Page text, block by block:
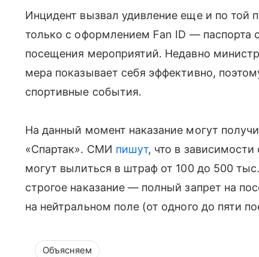
Инцидент вызвал удивление еще и по той
только с оформлением Fan ID — паспорта
посещения мероприятий. Недавно
мера показывает себя эффективно,
спортивные события.
На данный момент наказание могут
«Спартак». СМИ пишут, что в
могут вылиться в штраф от 100 до 500
строгое наказание — полный запрет на
на нейтральном поле (от одного до пяти
Объясняем